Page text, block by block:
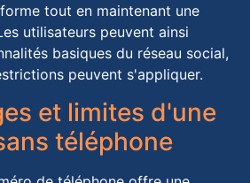
tout en maintenant une
utilisateurs peuvent ainsi
basiques du réseau social,
peuvent s'appliquer.
et limites d'une
téléphone